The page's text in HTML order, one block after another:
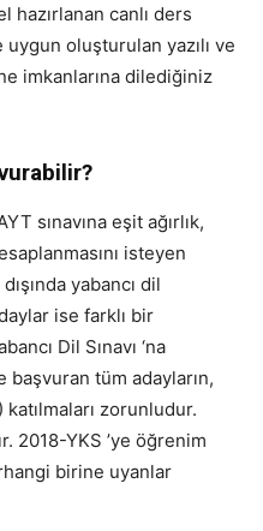
hazırlanan canlı ders
oluşturulan yazılı ve
imkanlarına dilediğiniz
sınavına eşit ağırlık,
isteyen
yabancı dil
ise farklı bir
Dil Sınavı ‘na
başvuran tüm adayların,
zorunludur.
2018-YKS ’ye öğrenim
birine uyanlar